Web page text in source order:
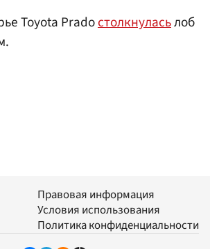
Toyota Pradoстолкнуласьлоб
Правовая информация
Условия использования
Политика конфиденциальности